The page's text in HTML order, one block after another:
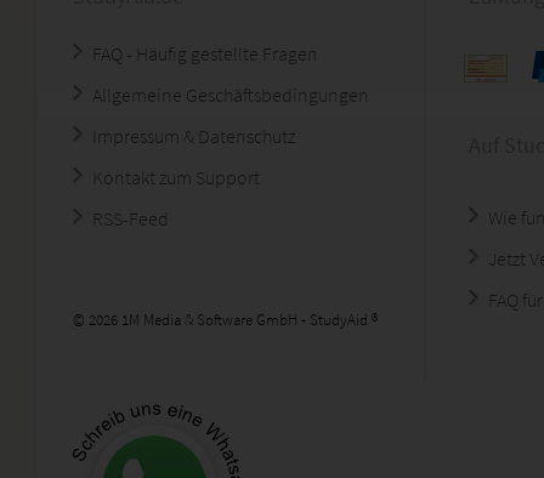
FAQ - Häufig gestellte Fragen
Allgemeine Geschäftsbedingungen
Impressum & Datenschutz
Kontakt zum Support
RSS-Feed
© 2026 1M Media & Software GmbH - StudyAid ®
Wie
Jetzt
FAQ